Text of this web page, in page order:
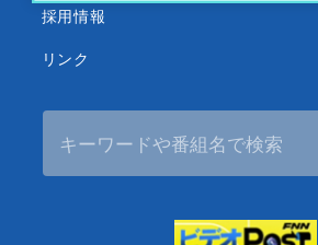
採用情報
リンク